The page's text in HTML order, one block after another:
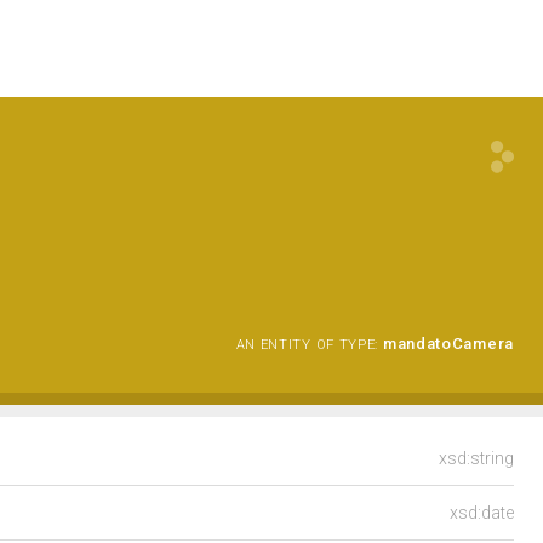
AN ENTITY OF TYPE: mandatoCamera
xsd:string
xsd:date